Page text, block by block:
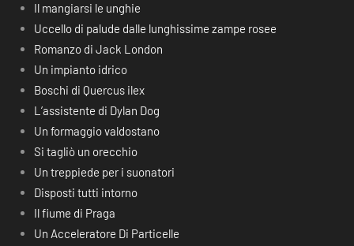
Il mangiarsi le unghie
Uccello di palude dalle lunghissime zampe rosee
Romanzo di Jack London
Un impianto idrico
Boschi di Quercus ilex
L’assistente di Dylan Dog
Un formaggio valdostano
Si tagliò un orecchio
Un treppiede per i suonatori
Disposti tutti intorno
Il fiume di Praga
Un Acceleratore Di Particelle